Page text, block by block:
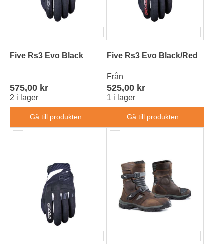
Five Rs3 Evo Black
575,00 kr
2 i lager
Gå till produkten
Five Rs3 Evo Black/Red
Från
525,00 kr
1 i lager
Gå till produkten